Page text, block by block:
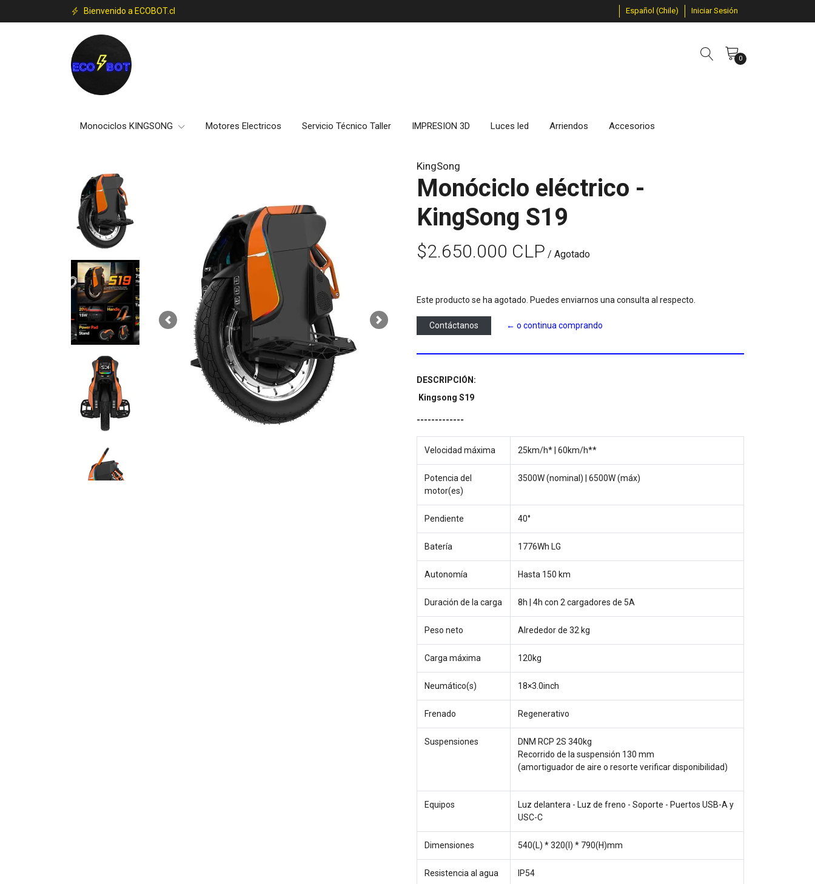
Bienvenido a ECOBOT.cl Español (Chile) Iniciar Sesión
0
Monociclos KINGSONG Motores Electricos Servicio Técnico Taller IMPRESION 3D Luces led Arriendos Accesorios
Previous Next
KingSong
Monóciclo eléctrico -
KingSong S19
$2.650.000 CLP / Agotado
Este producto se ha agotado. Puedes enviarnos una consulta al respecto.
Contáctanos ← o continua comprando
DESCRIPCIÓN:
Kingsong S19
-------------
Velocidad máxima 25km/h* | 60km/h**
Potencia del
motor(es)
3500W (nominal) | 6500W (máx)
Pendiente 40°
Batería 1776Wh LG
Autonomía Hasta 150 km
Duración de la carga 8h | 4h con 2 cargadores de 5A
Peso neto Alrededor de 32 kg
Carga máxima 120kg
Neumático(s) 18×3.0inch
Frenado Regenerativo
Suspensiones
DNM RCP 2S 340kg
Recorrido de la suspensión 130 mm
(amortiguador de aire o resorte verificar disponibilidad)
Equipos
Luz delantera - Luz de freno - Soporte - Puertos USB-A y
USC-C
Dimensiones 540(L) * 320(l) * 790(H)mm
Resistencia al agua IP54